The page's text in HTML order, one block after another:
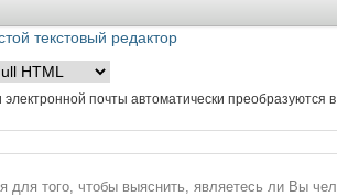
текстовый редактор
почты автоматически преобразуются
для того, чтобы выяснить, являетесь ли Вы